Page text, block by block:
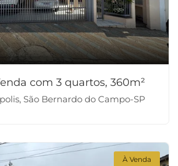
com 3 quartos, 360m²
São Bernardo do Campo-SP
À Venda